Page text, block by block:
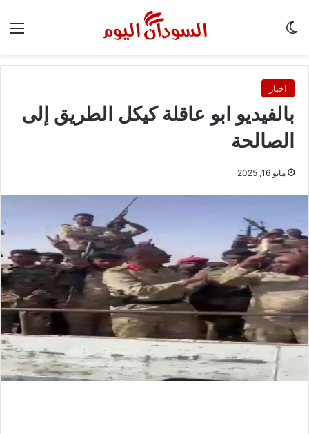
اخبار
بالفيديو ابو عاقلة كيكل الطريق إلى
الصالحة
مايو 16, 2025